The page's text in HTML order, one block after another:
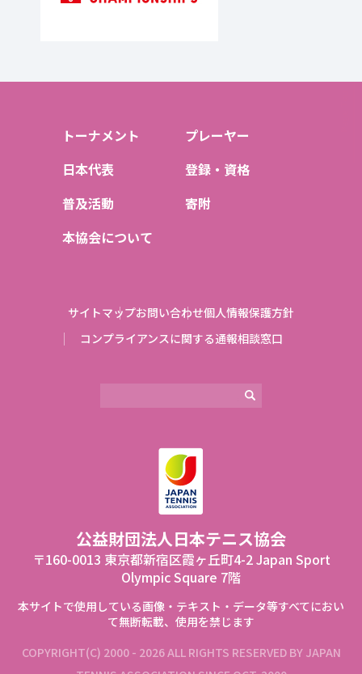
トーナメント
プレーヤー
日本代表
登録・資格
普及活動
寄附
本協会について
サイトマップお問い合わせ個人情報保護方針
コンプライアンスに関する通報相談窓口
公益財団法⼈⽇本テニス協会
〒160-0013 東京都新宿区霞ヶ丘町4-2 Japan Sport
Olympic Square 7階
本サイトで使⽤している画像‧テキスト‧データ等すべてにおい
て無断転載、使⽤を禁じます
COPYRIGHT(C) 2000 - 2026 ALL RIGHTS RESERVED BY JAPAN